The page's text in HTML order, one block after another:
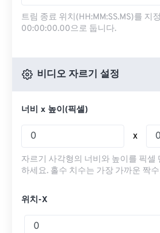
트림 종료 위치(HH:MM:SS.MS)를 지
00:00:00.00으로 둡니다.
비디오 자르기 설정
너비 x 높이(픽셀)
x
자르기 사각형의 너비와 높이를 픽
하세요. 홀수 치수는 가장 가까운 짝
위치-X